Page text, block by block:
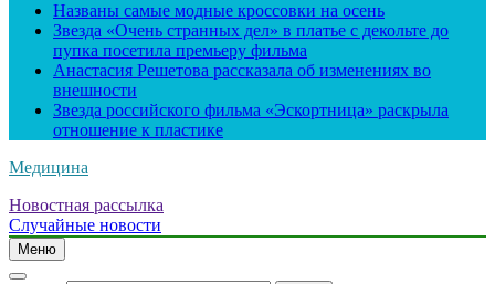
Названы самые модные кроссовки на осень
Звезда «Очень странных дел» в платье с декольте до
пупка посетила премьеру фильма
Анастасия Решетова рассказала об изменениях во
внешности
Звезда российского фильма «Эскортница» раскрыла
отношение к пластике
Медицина
Новостная рассылка
Случайные новости
Меню